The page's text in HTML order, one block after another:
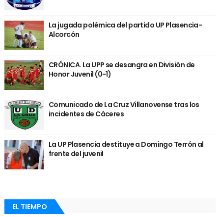
La jugada polémica del partido UP Plasencia-
Alcorcón
CRÓNICA. La UPP se desangra en División de
Honor Juvenil (0-1)
Comunicado de La Cruz Villanovense tras los
incidentes de Cáceres
La UP Plasencia destituye a Domingo Terrón al
frente del juvenil
EL TIEMPO